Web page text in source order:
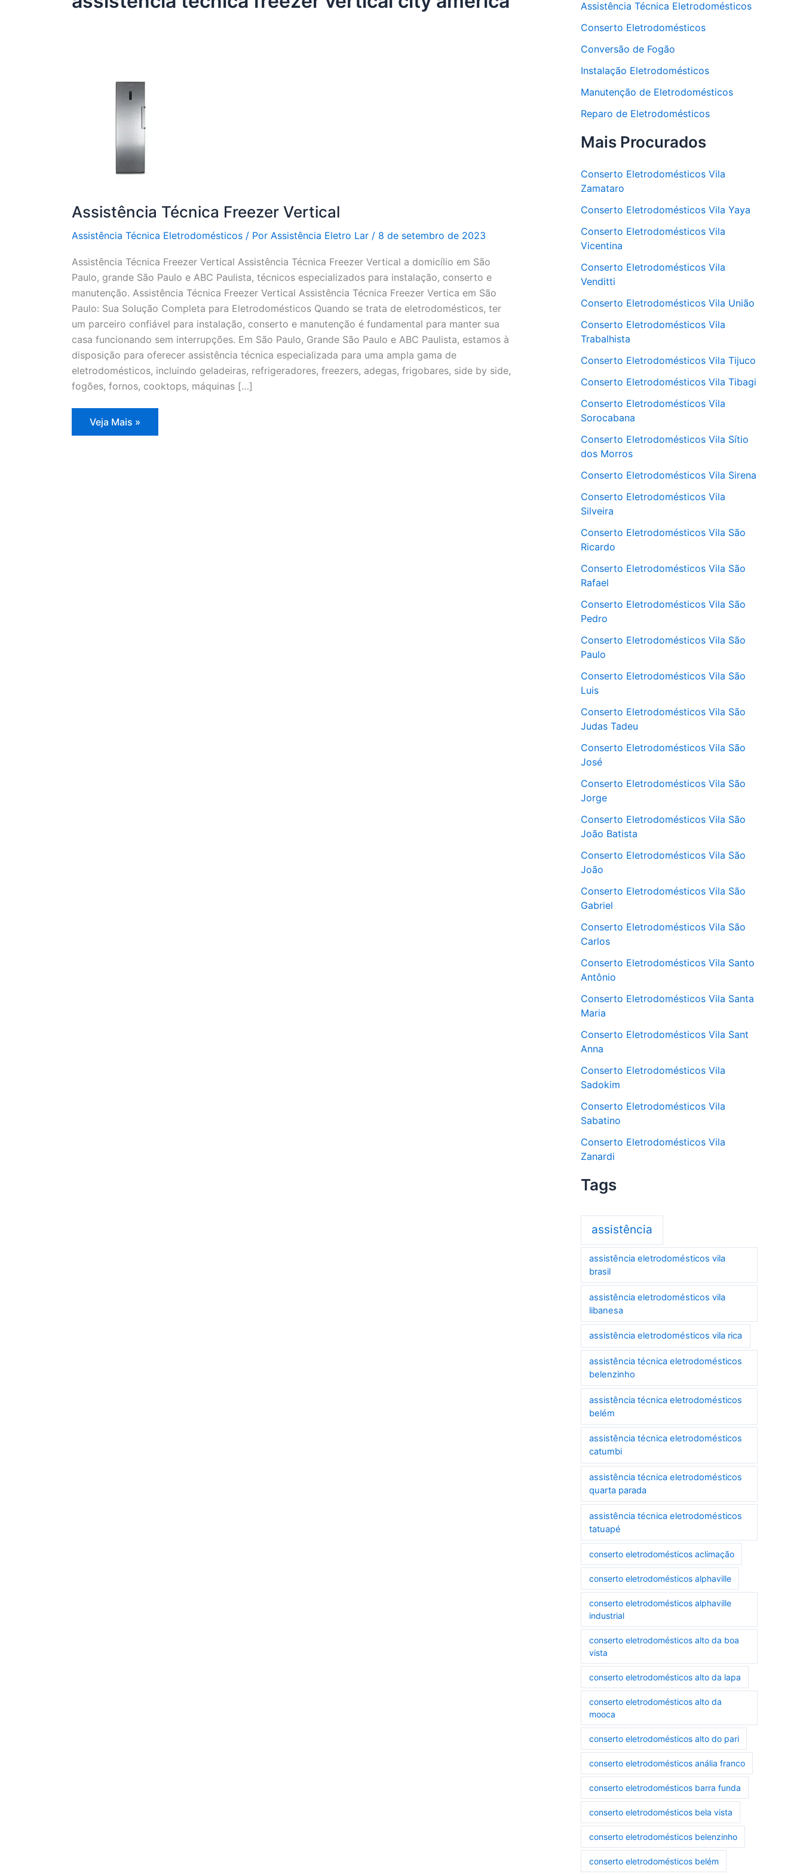
Assistência Técnica Freezer Vertical
Assistência Técnica Eletrodomésticos / Por Assistência Eletro Lar / 8 de setembro de 2023
Assistência Técnica Freezer Vertical Assistência Técnica Freezer Vertical a domicílio em São
Paulo, grande São Paulo e ABC Paulista, técnicos especializados para instalação, conserto e
manutenção. Assistência Técnica Freezer Vertical Assistência Técnica Freezer Vertica em São
Paulo: Sua Solução Completa para Eletrodomésticos Quando se trata de eletrodomésticos, ter
um parceiro confiável para instalação, conserto e manutenção é fundamental para manter sua
casa funcionando sem interrupções. Em São Paulo, Grande São Paulo e ABC Paulista, estamos à
disposição para oferecer assistência técnica especializada para uma ampla gama de
eletrodomésticos, incluindo geladeiras, refrigeradores, freezers, adegas, frigobares, side by side,
fogões, fornos, cooktops, máquinas […]
Assistência
Técnica
Veja Mais »
Assistência Técnica Eletrodomésticos
Conserto Eletrodomésticos
Conversão de Fogão
Instalação Eletrodomésticos
Manutenção de Eletrodomésticos
Reparo de Eletrodomésticos
Mais Procurados
Conserto Eletrodomésticos Vila
Zamataro
Conserto Eletrodomésticos Vila Yaya
Conserto Eletrodomésticos Vila
Vicentina
Conserto Eletrodomésticos Vila
Venditti
Conserto Eletrodomésticos Vila União
Conserto Eletrodomésticos Vila
Trabalhista
Conserto Eletrodomésticos Vila Tijuco
Conserto Eletrodomésticos Vila Tibagi
Conserto Eletrodomésticos Vila
Sorocabana
Conserto Eletrodomésticos Vila Sítio
dos Morros
Conserto Eletrodomésticos Vila Sirena
Conserto Eletrodomésticos Vila
Silveira
Conserto Eletrodomésticos Vila São
Ricardo
Conserto Eletrodomésticos Vila São
Rafael
Conserto Eletrodomésticos Vila São
Pedro
Conserto Eletrodomésticos Vila São
Paulo
Conserto Eletrodomésticos Vila São
Luis
Conserto Eletrodomésticos Vila São
Judas Tadeu
Conserto Eletrodomésticos Vila São
José
Conserto Eletrodomésticos Vila São
Jorge
Conserto Eletrodomésticos Vila São
João Batista
Conserto Eletrodomésticos Vila São
João
Conserto Eletrodomésticos Vila São
Gabriel
Conserto Eletrodomésticos Vila São
Carlos
Conserto Eletrodomésticos Vila Santo
Antônio
Conserto Eletrodomésticos Vila Santa
Maria
Conserto Eletrodomésticos Vila Sant
Anna
Conserto Eletrodomésticos Vila
Sadokim
Conserto Eletrodomésticos Vila
Sabatino
Conserto Eletrodomésticos Vila
Zanardi
Tags
assistência
assistência eletrodomésticos vila
brasil
assistência eletrodomésticos vila
libanesa
assistência eletrodomésticos vila rica
assistência técnica eletrodomésticos
belenzinho
assistência técnica eletrodomésticos
belém
assistência técnica eletrodomésticos
catumbi
assistência técnica eletrodomésticos
quarta parada
assistência técnica eletrodomésticos
tatuapé
conserto eletrodomésticos aclimação
conserto eletrodomésticos alphaville
conserto eletrodomésticos alphaville
industrial
conserto eletrodomésticos alto da boa
vista
conserto eletrodomésticos alto da lapa
conserto eletrodomésticos alto da
mooca
conserto eletrodomésticos alto do pari
conserto eletrodomésticos anália franco
conserto eletrodomésticos barra funda
conserto eletrodomésticos bela vista
conserto eletrodomésticos belenzinho
conserto eletrodomésticos belém